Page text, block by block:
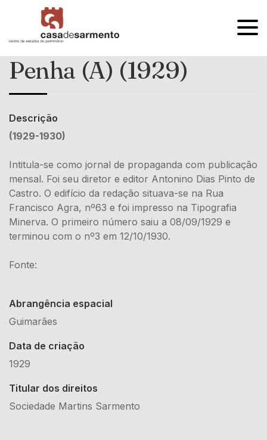
OPEN
Penha (A) (1929)
Descrição
(1929-1930)
Intitula-se como jornal de propaganda com publicação
mensal. Foi seu diretor e editor Antonino Dias Pinto de
Castro. O edifício da redação situava-se na Rua
Francisco Agra, nº63 e foi impresso na Tipografia
Minerva. O primeiro número saiu a 08/09/1929 e
terminou com o nº3 em 12/10/1930.
Fonte:
Abrangência espacial
Guimarães
Data de criação
1929
Titular dos direitos
Sociedade Martins Sarmento